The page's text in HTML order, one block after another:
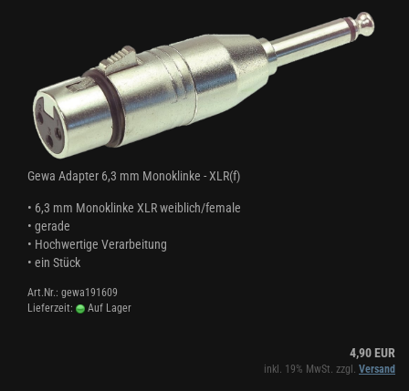
Gewa Adapter 6,3 mm Monoklinke - XLR(f)
• 6,3 mm Monoklinke XLR weiblich/female
• gerade
• Hochwertige Verarbeitung
• ein Stück
Art.Nr.: gewa191609
Lieferzeit:
Auf Lager
4,90 EUR
inkl. 19% MwSt. zzgl. Versand